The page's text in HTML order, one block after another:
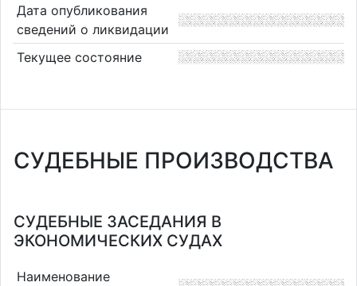
Дата опубликования
сведений о ликвидации
Текущее состояние
СУДЕБНЫЕ ПРОИЗВОДСТВА
СУДЕБНЫЕ ЗАСЕДАНИЯ В
ЭКОНОМИЧЕСКИХ СУДАХ
Наименование